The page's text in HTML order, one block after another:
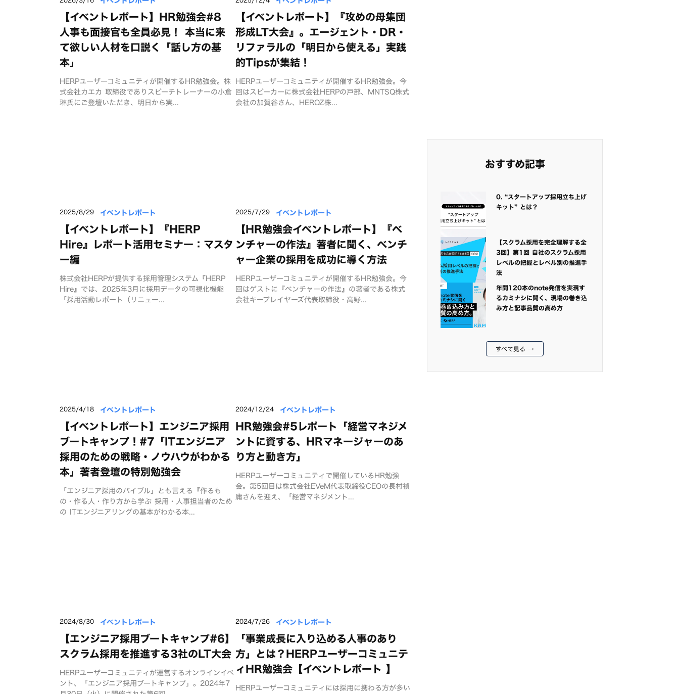
【イベントレポート】HR勉強会#8
人事も面接官も全員必見！ 本当に来
て欲しい人材を口説く「話し方の基
本」
HERPユーザーコミュニティが開催するHR勉強会。株
式会社カエカ 取締役でありスピーチトレーナーの小倉
琳氏にご登壇いただき、明日から実...
【イベントレポート】『攻めの母集団
形成LT大会』。エージェント・DR・
リファラルの「明日から使える」実践
的Tipsが集結！
HERPユーザーコミュニティが開催するHR勉強会。今
回はスピーカーに株式会社HERPの戸部、MNTSQ株式
会社の加賀谷さん、HEROZ株...
2025/8/29 イベントレポート
【イベントレポート】『HERP
Hire』レポート活用セミナー：マスタ
ー編
株式会社HERPが提供する採用管理システム『HERP
Hire』では、2025年3月に採用データの可視化機能
「採用活動レポート（リニュー...
2025/7/29 イベントレポート
【HR勉強会イベントレポート】『ベ
ンチャーの作法』著者に聞く、ベンチ
ャー企業の採用を成功に導く方法
HERPユーザーコミュニティが開催するHR勉強会。今
回はゲストに『ベンチャーの作法』の著者である株式
会社キープレイヤーズ代表取締役・高野...
2025/4/18 イベントレポート
【イベントレポート】エンジニア採用
ブートキャンプ！#7「ITエンジニア
採用のための戦略・ノウハウがわかる
本」著者登壇の特別勉強会
「エンジニア採用のバイブル」とも言える『作るも
の・作る人・作り方から学ぶ 採用・人事担当者のため
の ITエンジニアリングの基本がわかる本...
2024/12/24 イベントレポート
HR勉強会#5レポート「経営マネジメ
ントに資する、HRマネージャーのあ
り方と動き方」
HERPユーザーコミュニティで開催しているHR勉強
会。第5回目は株式会社EVeM代表取締役CEOの長村禎
庸さんを迎え、「経営マネジメント...
2024/8/30 イベントレポート
【エンジニア採用ブートキャンプ#6】
スクラム採用を推進する3社のLT大会
HERPユーザーコミュニティが運営するオンラインイベ
ント、「エンジニア採用ブートキャンプ」。2024年7
2024/7/26 イベントレポート
「事業成長に入り込める人事のあり
方」とは？HERPユーザーコミュニテ
ィHR勉強会【イベントレポート 】
HERPユーザーコミュニティには採用に携わる方が多い
おすすめ記事
0. “スタートアップ採用立ち上げ
キット” とは？
【スクラム採用を完全理解する全
3回】第1回 自社のスクラム採用
レベルの把握とレベル別の推進手
法
年間120本のnote発信を実現す
るカミナシに聞く、現場の巻き込
み方と記事品質の高め方
すべて見る →